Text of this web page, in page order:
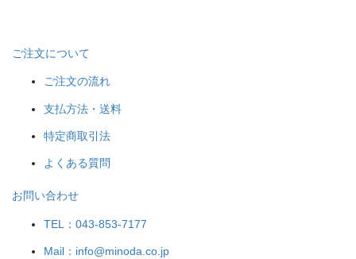
ご注文について
ご注文の流れ
支払方法・送料
特定商取引法
よくある質問
お問い合わせ
TEL：043-853-7177
Mail：info@minoda.co.jp